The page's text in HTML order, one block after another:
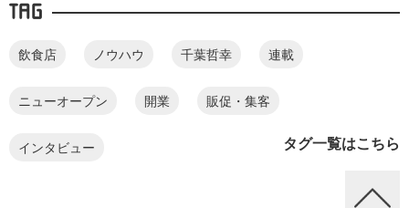
TAG
飲食店 ノウハウ 千葉哲幸 連載
ニューオープン 開業 販促・集客
インタビュー タグ一覧はこちら